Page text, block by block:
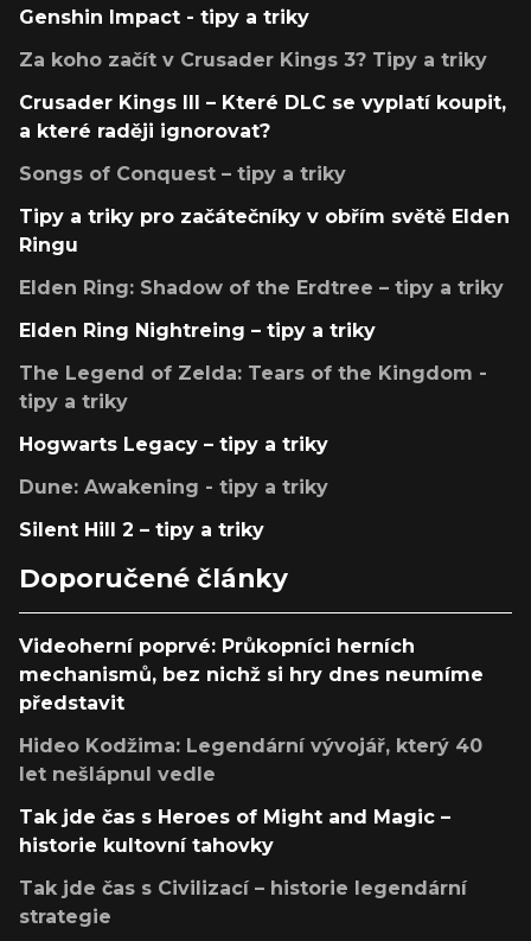
Genshin Impact - tipy a triky
Za koho začít v Crusader Kings 3? Tipy a triky
Crusader Kings III – Které DLC se vyplatí koupit,
a které raději ignorovat?
Songs of Conquest – tipy a triky
Tipy a triky pro začátečníky v obřím světě Elden
Ringu
Elden Ring: Shadow of the Erdtree – tipy a triky
Elden Ring Nightreing – tipy a triky
The Legend of Zelda: Tears of the Kingdom -
tipy a triky
Hogwarts Legacy – tipy a triky
Dune: Awakening - tipy a triky
Silent Hill 2 – tipy a triky
Doporučené články
Videoherní poprvé: Průkopníci herních
mechanismů, bez nichž si hry dnes neumíme
představit
Hideo Kodžima: Legendární vývojář, který 40
let nešlápnul vedle
Tak jde čas s Heroes of Might and Magic –
historie kultovní tahovky
Tak jde čas s Civilizací – historie legendární
strategie